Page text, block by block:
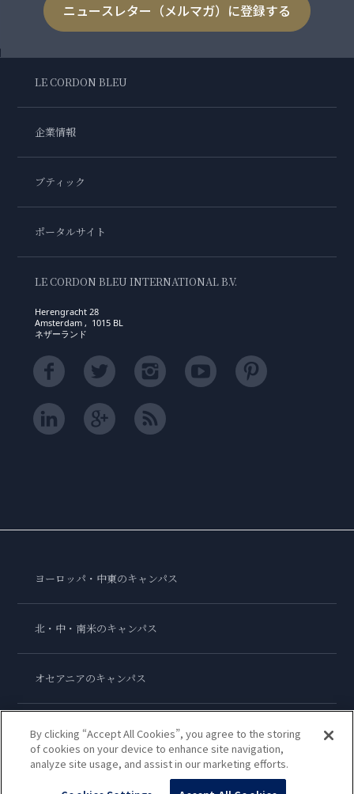
ニュースレター（メルマガ）に登録する
LE CORDON BLEU
企業情報
ブティック
ポータルサイト
LE CORDON BLEU INTERNATIONAL B.V.
Herengracht 28
Amsterdam , 1015 BL
ネザーランド
ヨーロッパ・中東のキャンパス
北・中・南米のキャンパス
オセアニアのキャンパス
アジアのキャンパス
ル・コルドン・ブルー・インターナショナル
By clicking “Accept All Cookies”, you agree to the storing
of cookies on your device to enhance site navigation,
analyze site usage, and assist in our marketing efforts.